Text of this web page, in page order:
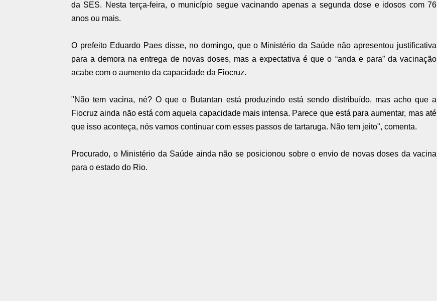
da SES. Nesta terça-feira, o município segue vacinando apenas a segunda dose e idosos com 76
anos ou mais.
O prefeito Eduardo Paes disse, no domingo, que o Ministério da Saúde não apresentou justificativa
para a demora na entrega de novas doses, mas a expectativa é que o “anda e para” da vacinação
acabe com o aumento da capacidade da Fiocruz.
"Não tem vacina, né? O que o Butantan está produzindo está sendo distribuído, mas acho que a
Fiocruz ainda não está com aquela capacidade mais intensa. Parece que está para aumentar, mas até
que isso aconteça, nós vamos continuar com esses passos de tartaruga. Não tem jeito", comenta.
Procurado, o Ministério da Saúde ainda não se posicionou sobre o envio de novas doses da vacina
para o estado do Rio.